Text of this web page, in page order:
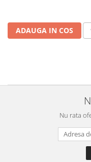
ADAUGA IN COS
Nu rata